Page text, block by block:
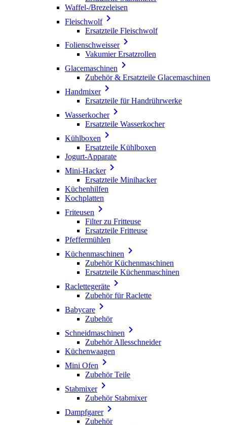
Waffel-/Brezeleisen
Fleischwolf
Ersatzteile Fleischwolf
Folienschweisser
Vakumier Ersatzrollen
Glacemaschinen 
Zubehör & Ersatzteile Glacemaschinen
Handmixer
Ersatzteile für Handrührwerke
Wasserkocher
Ersatzteile Wasserkocher
Kühlboxen 
Ersatzteile Kühlboxen
Jogurt-Apparate
Mini-Hacker
Ersatzteile Minihacker
Küchenhilfen
Kochplatten
Friteusen 
Filter zu Fritteuse
Ersatzteile Fritteuse
Pfeffermühlen
Küchenmaschinen 
Zubehör Küchenmaschinen
Ersatzteile Küchenmaschinen
Raclettegeräte 
Zubehör für Raclette
Babycare 
Zubehör
Schneidmaschinen 
Zubehör Allesschneider
Küchenwaagen
Mini Ofen 
Zubehör Teile
Stabmixer
Zubehör Stabmixer
Dampfgarer
Zubehör